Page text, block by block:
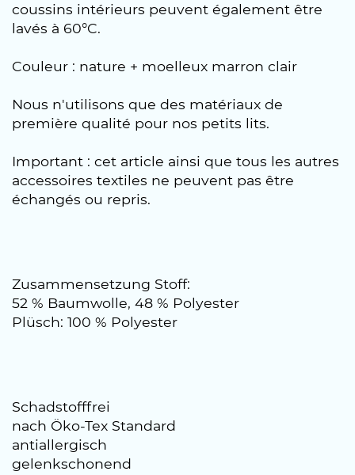
coussins intérieurs peuvent également être
lavés à 60°C.
Couleur : nature + moelleux marron clair
Nous n'utilisons que des matériaux de
première qualité pour nos petits lits.
Important : cet article ainsi que tous les autres
accessoires textiles ne peuvent pas être
échangés ou repris.
Zusammensetzung Stoff:
52 % Baumwolle, 48 % Polyester
Plüsch: 100 % Polyester
Schadstofffrei
nach Öko-Tex Standard
antiallergisch
gelenkschonend